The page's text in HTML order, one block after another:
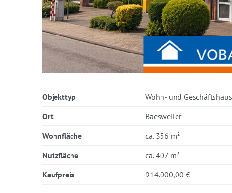
Objekttyp Wohn- und Geschäftshaus
Ort
Baesweiler
Wohnfläche
ca. 356 m²
Nutzfläche
ca. 407 m²
Kaufpreis
914.000,00 €